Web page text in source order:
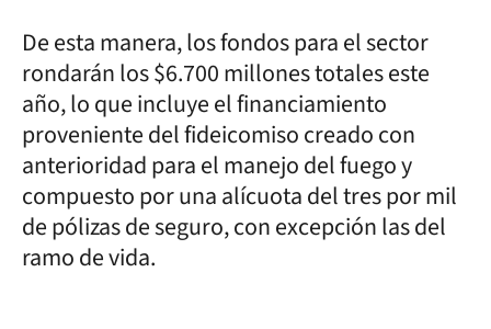
De esta manera, los fondos para el sector
rondarán los $6.700 millones totales este
año, lo que incluye el financiamiento
proveniente del fideicomiso creado con
anterioridad para el manejo del fuego y
compuesto por una alícuota del tres por mil
de pólizas de seguro, con excepción las del
ramo de vida.